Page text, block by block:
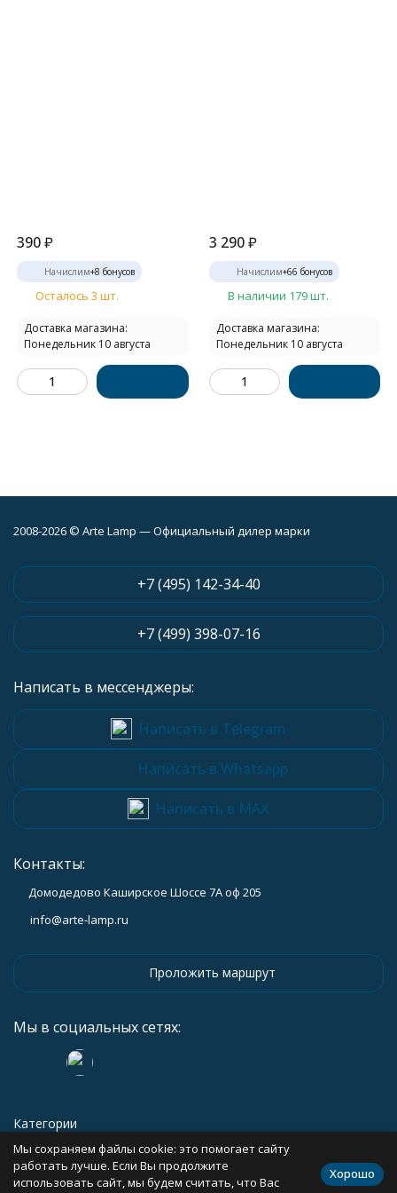
390₽
Начислим+8 бонусов
Осталось 3 шт.
Доставка магазина:
Понедельник 10 августа
3 290 ₽
Начислим+66 бонусов
В наличии 179 шт.
Доставка магазина:
Понедельник 10 августа
2008-2026 © Arte Lamp — Официальный дилер марки
+7 (495) 142-34-40
+7 (499) 398-07-16
Написать в мессенджеры:
Написать в Telegram
Написать в Whatsapp
Написать в MAX
Контакты:
Домодедово Каширское Шоссе 7А оф 205
info@arte-lamp.ru
Проложить маршрут
Мы в социальных сетях:
Категории
Информация
Мы сохраняем файлы cookie: это помогает сайту
работать лучше. Если Вы продолжите
использовать сайт, мы будем считать, что Вас
Хорошо